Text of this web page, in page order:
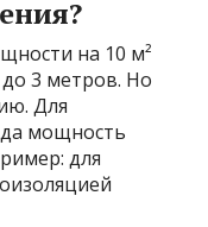
на 10 м²
3 метров. Но
Для
мощность
для